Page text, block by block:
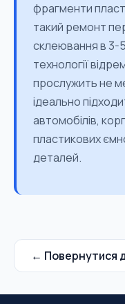
фрагменти
такий ремонт
склеювання в 3-
технології
прослужить не
ідеально
автомобілів,
пластикових
деталей.
← Повернутися